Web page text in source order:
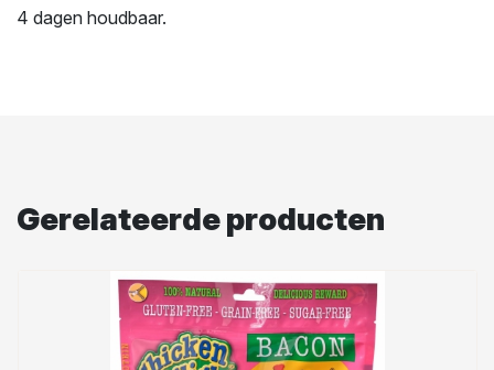
4 dagen houdbaar.
Gerelateerde producten